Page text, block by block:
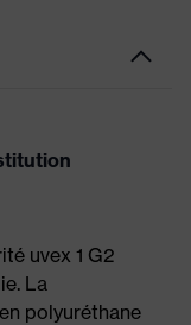
uvex 1 G2
La
polyuréthane